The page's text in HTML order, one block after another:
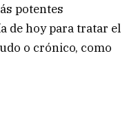
potentes
de hoy para tratar el
o crónico, como